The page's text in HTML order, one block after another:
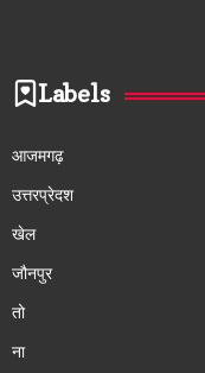
Labels
आजमगढ़
उत्तरप्रेदश
खेल
जौनपुर
तो
ना